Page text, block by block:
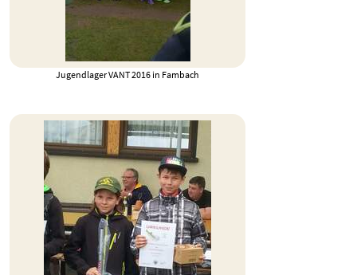
Jugendlager VANT 2016 in Fambach